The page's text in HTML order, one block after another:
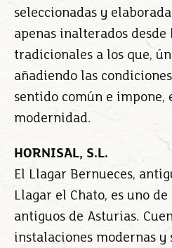
seleccionadas y
apenas inalterados desde
tradicionales a los que,
añadiendo las
sentido común e
modernidad.
HORNISAL, S.L.
El Llagar Bernueces,
Llagar el Chato, es uno
antiguos de Asturias.
instalaciones modernas y